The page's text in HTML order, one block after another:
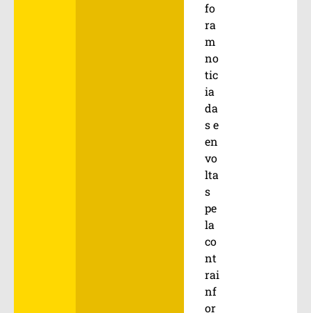
fo
ra
m
no
tic
ia
da
s e
en
vo
lta
s
pe
la
co
nt
rai
nf
or